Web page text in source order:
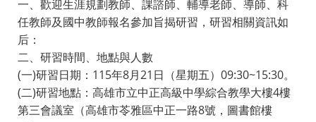
一、歡迎生涯規劃教師、課諮師、輔導老師、導師、科
任教師及國中教師報名參加旨揭研習，研習相關資訊如
后：
二、研習時間、地點與人數
(一)研習日期：115年8月21日（星期五）09:30~15:30。
(二)研習地點：高雄市立中正高級中學綜合教學大樓4樓
第三會議室（高雄市苓雅區中正一路8號，圖書館樓